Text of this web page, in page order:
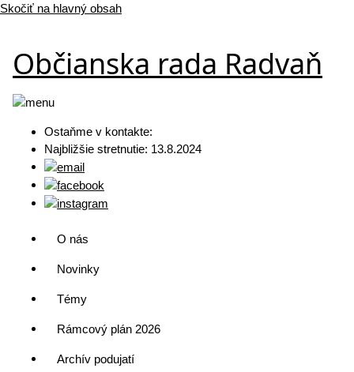
Skočiť na hlavný obsah
Občianska rada Radvaň
Ostaňme v kontakte:
Najbližšie stretnutie: 13.8.2024
O nás
Novinky
Témy
Rámcový plán 2026
Archív podujatí